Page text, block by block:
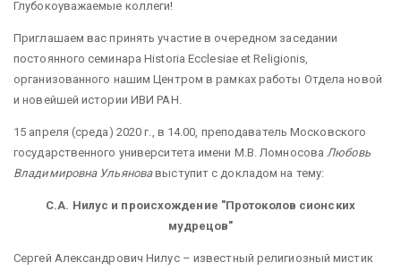
Глубокоуважаемые коллеги!
Приглашаем вас принять участие в очередном заседании
постоянного семинара Historia Ecclesiae et Religionis,
организованного нашим Центром в рамках работы Отдела новой
и новейшей истории ИВИ РАН.
15 апреля (среда) 2020 г., в 14.00, преподаватель Московского
государственного университета имени М.В. ЛомносоваЛюбовь
Владимировна Ульяновавыступит с докладом на тему:
С.А. Нилус и происхождение "Протоколов сионских
мудрецов"
Сергей Александрович Нилус – известный религиозный мистик